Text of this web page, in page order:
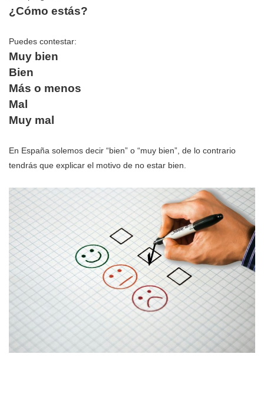
¿Cómo estás?
Puedes contestar:
Muy bien
Bien
Más o menos
Mal
Muy mal
En España solemos decir “bien” o “muy bien”, de lo contrario
tendrás que explicar el motivo de no estar bien.